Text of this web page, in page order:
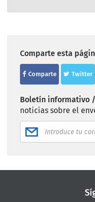
Comparte esta
Comparte Twitter
Boletín informativo /
noticias sobre el